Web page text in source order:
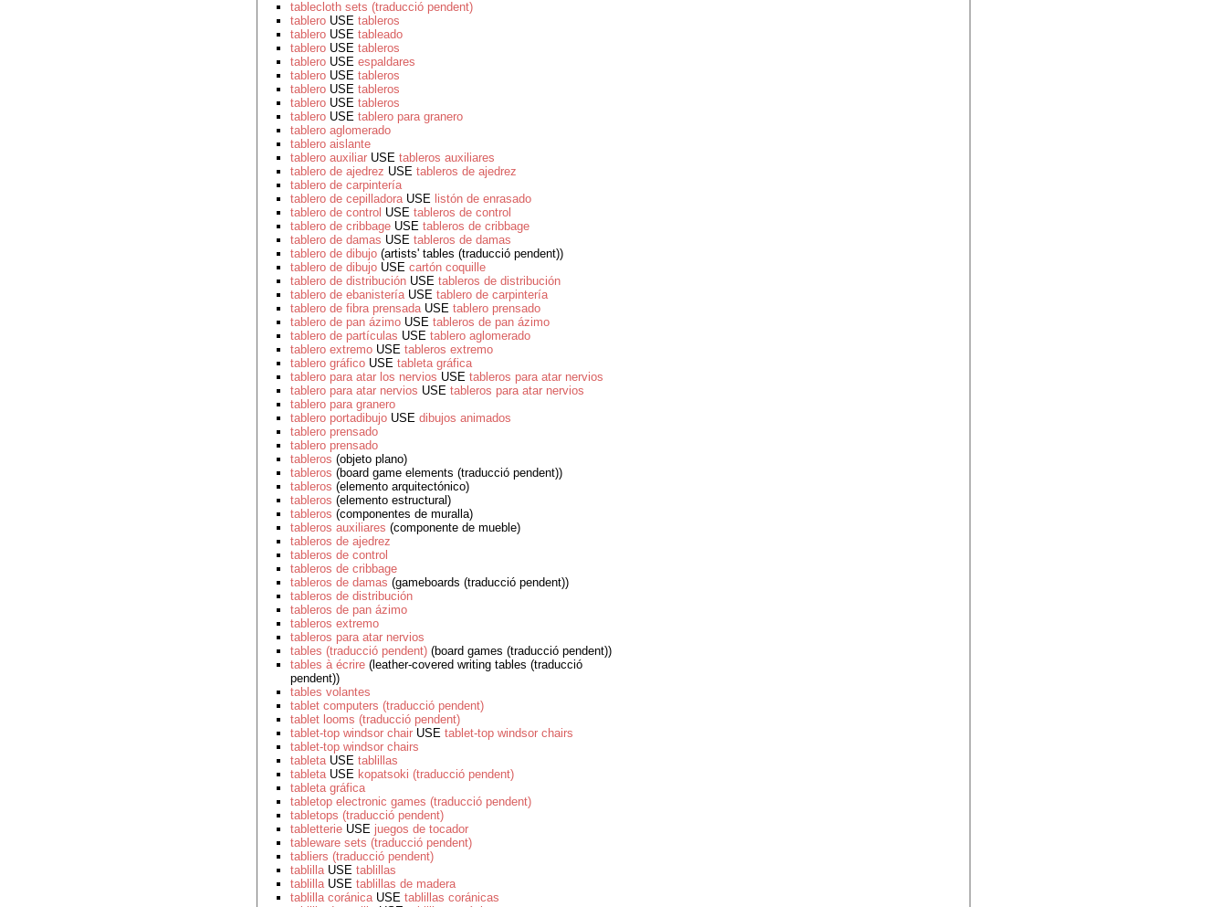
tablecloth sets (traducció pendent)
tableroUSE tableros
tableroUSE tableado
tableroUSE tableros
tableroUSE espaldares
tableroUSE tableros
tableroUSE tableros
tableroUSE tableros
tableroUSE tablero para granero
tablero aglomerado
tablero aislante
tablero auxiliarUSE tableros auxiliares
tablero de ajedrez USE tableros de ajedrez
tablero de carpintería
tablero de cepilladoraUSE listón de enrasado
tablero de control USE tableros de control
tablero de cribbageUSE tableros de cribbage
tablero de damas USE tableros de damas
tablero de dibujo(artists' tables (traducció pendent))
tablero de dibujoUSE cartón coquille
tablero de distribuciónUSE tableros de distribución
tablero de ebanisteríaUSE tablero de carpintería
tablero de fibra prensadaUSE tablero prensado
tablero de pan ázimoUSE tableros de pan ázimo
tablero de partículas USE tablero aglomerado
tablero extremoUSE tableros extremo
tablero gráficoUSE tableta gráfica
tablero para atar los nervios USE tableros para atar nervios
tablero para atar nervios USE tableros para atar nervios
tablero para granero
tablero portadibujoUSE dibujos animados
tablero prensado
tablero prensado
tableros (objeto plano)
tableros (board game elements (traducció pendent))
tableros (elemento arquitectónico)
tableros (elemento estructural)
tableros (componentes de muralla)
tableros auxiliares (componente de mueble)
tableros de ajedrez
tableros de control
tableros de cribbage
tableros de damas (gameboards (traducció pendent))
tableros de distribución
tableros de pan ázimo
tableros extremo
tableros para atar nervios
tables (traducció pendent)(board games (traducció pendent))
tables à écrire(leather-covered writing tables (traducció
pendent))
tables volantes
tablet computers (traducció pendent)
tablet looms (traducció pendent)
tablet-top windsor chairUSE tablet-top windsor chairs
tablet-top windsor chairs
tabletaUSE tablillas
tabletaUSE kopatsoki (traducció pendent)
tableta gráfica
tabletop electronic games (traducció pendent)
tabletops (traducció pendent)
tabletterieUSE juegos de tocador
tableware sets (traducció pendent)
tabliers (traducció pendent)
tablillaUSE tablillas
tablillaUSE tablillas de madera
tablilla coránicaUSE tablillas coránicas